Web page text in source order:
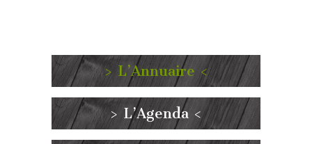
> L’Annuaire <
> L’Agenda <